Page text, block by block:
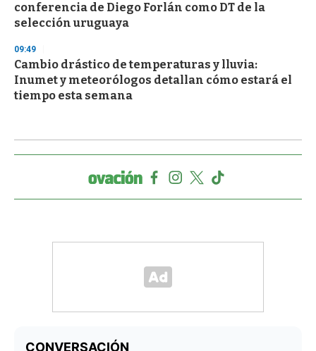
conferencia de Diego Forlán como DT de la
selección uruguaya
09:49
Cambio drástico de temperaturas y lluvia:
Inumet y meteorólogos detallan cómo estará el
tiempo esta semana